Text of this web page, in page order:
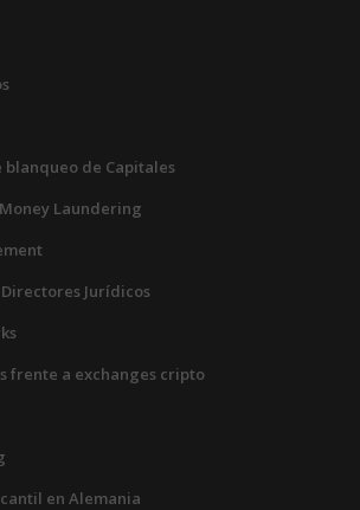
blanqueo de Capitales
Laundering
Jurídicos
frente a exchanges cripto
en Alemania